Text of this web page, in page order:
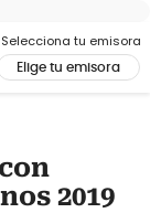
Selecciona tu emisora
Elige tu emisora
2019